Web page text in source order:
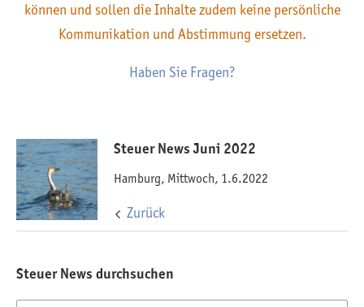
können und sollen die Inhalte zudem keine persönliche
Kommunikation und Abstimmung ersetzen.
Haben Sie Fragen?
Steuer News Juni 2022
Hamburg, Mittwoch, 1.6.2022
Zurück
Steuer News durchsuchen